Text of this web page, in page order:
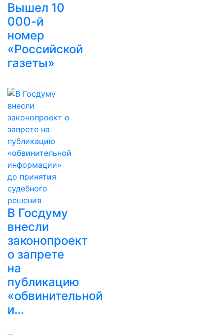
Вышел 10
000-й
номер
«Российской
газеты»
В Госдуму
внесли
законопроект
о запрете
на
публикацию
«обвинительной
и…